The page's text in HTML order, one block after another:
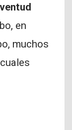
en
muchos